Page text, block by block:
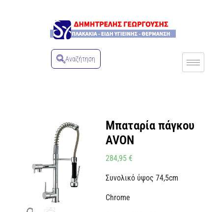
Αναζήτηση
Μπαταρία πάγκου
AVON
284,95 €
Συνολικό ύψος 74,5cm
Chrome